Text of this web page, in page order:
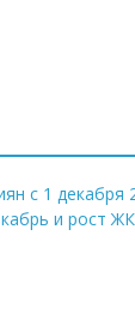
с 1 декабря
и рост